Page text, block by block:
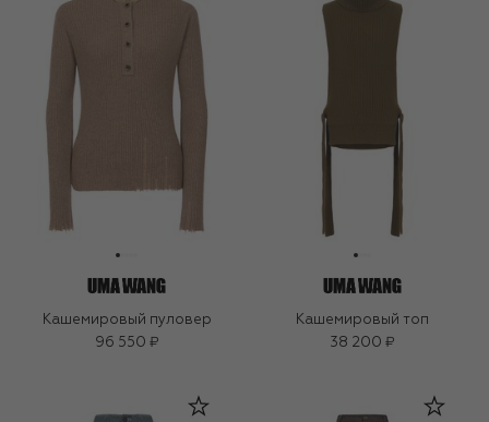
Кашемировый пуловер
96 550 ₽
Кашемировый топ
38 200 ₽